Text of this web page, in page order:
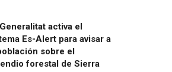
activa el
Es-Alert para avisar a
sobre el
forestal de Sierra